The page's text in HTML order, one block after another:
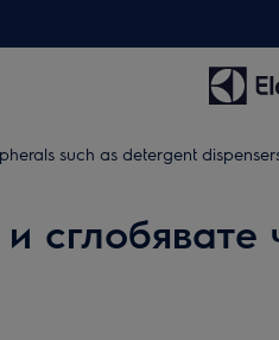
such as detergent